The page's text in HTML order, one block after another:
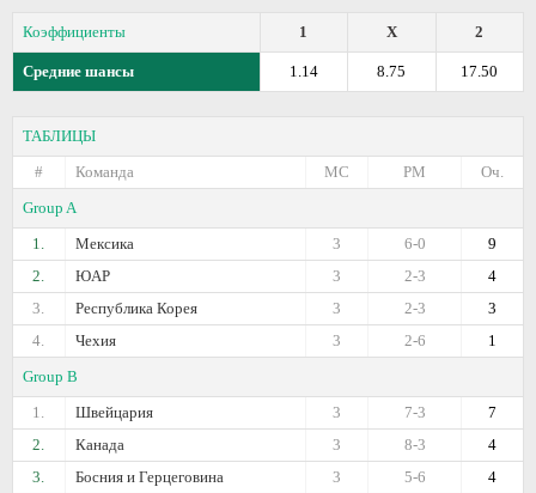
Коэффициенты 2
X
1
Средние шансы 17.50
8.75
1.14
ТАБЛИЦЫ
#
Команда Оч.
РМ
МС
Group A
1.
Мексика 9
6-0
3
2.
ЮАР 4
2-3
3
3.
Республика Корея 3
2-3
3
4.
Чехия 1
2-6
3
Group B
1.
Швейцария 7
7-3
3
2.
Канада 4
8-3
3
3.
Босния и Герцеговина 4
5-6
3